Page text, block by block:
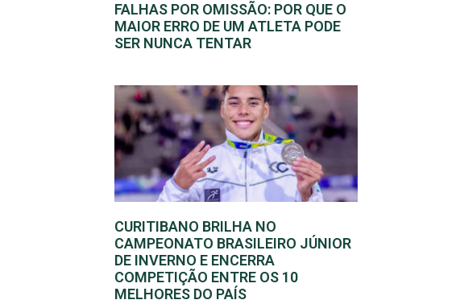
FALHAS POR OMISSÃO: POR QUE O
MAIOR ERRO DE UM ATLETA PODE
SER NUNCA TENTAR
CURITIBANO BRILHA NO
CAMPEONATO BRASILEIRO JÚNIOR
DE INVERNO E ENCERRA
COMPETIÇÃO ENTRE OS 10
MELHORES DO PAÍS